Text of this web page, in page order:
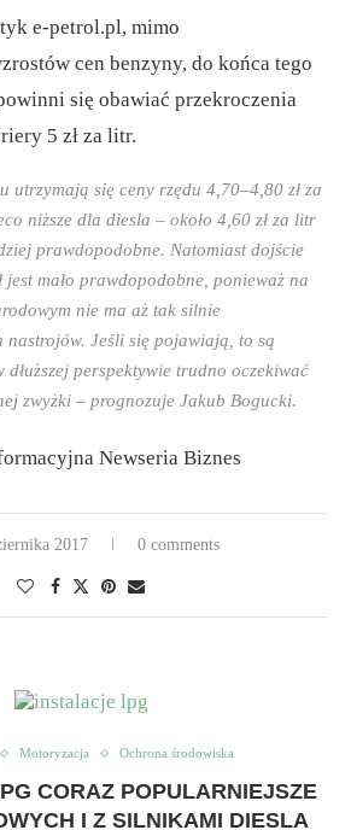
e-petrol.pl, mimo
cen benzyny, do końca tego
się obawiać przekroczenia
5 zł za litr.
utrzymają się ceny rzędu 4,70–4,80 zł za
niższe dla diesla – około 4,60 zł za litr
prawdopodobne. Natomiast dojście
jest mało prawdopodobne, ponieważ na
nie ma aż tak silnie
nastrojów. Jeśli się pojawiają, to są
dłuższej perspektywie trudno oczekiwać
zwyżki – prognozuje Jakub Bogucki.
Newseria Biznes
2017 0 comments
Motoryzacja Ochrona środowiska
CORAZ POPULARNIEJSZE
I Z SILNIKAMI DIESLA